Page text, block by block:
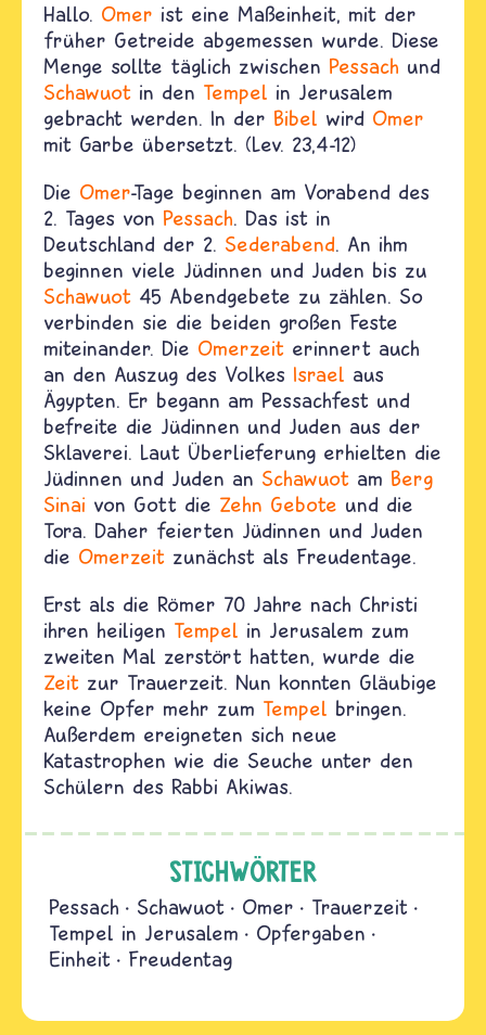
Hallo. Omer ist eine Maßeinheit, mit der
früher Getreide abgemessen wurde. Diese
Menge sollte täglich zwischen Pessach und
Schawuot in den Tempel in Jerusalem
gebracht werden. In der Bibel wird Omer
mit Garbe übersetzt. (Lev. 23,4-12)
Die Omer-Tage beginnen am Vorabend des
2. Tages von Pessach. Das ist in
Deutschland der 2. Sederabend. An ihm
beginnen viele Jüdinnen und Juden bis zu
Schawuot 45 Abendgebete zu zählen. So
verbinden sie die beiden großen Feste
miteinander. Die Omerzeit erinnert auch
an den Auszug des Volkes Israel aus
Ägypten. Er begann am Pessachfest und
befreite die Jüdinnen und Juden aus der
Sklaverei. Laut Überlieferung erhielten die
Jüdinnen und Juden an Schawuot am Berg
Sinai von Gott die Zehn Gebote und die
Tora. Daher feierten Jüdinnen und Juden
die Omerzeit zunächst als Freudentage.
Erst als die Römer 70 Jahre nach Christi
ihren heiligen Tempel in Jerusalem zum
zweiten Mal zerstört hatten, wurde die
Zeit zur Trauerzeit. Nun konnten Gläubige
keine Opfer mehr zum Tempel bringen.
Außerdem ereigneten sich neue
Katastrophen wie die Seuche unter den
Schülern des Rabbi Akiwas.
STICHWÖRTER
Pessach Schawuot Omer
Trauerzeit
Tempel in Jerusalem
Opfergaben
Einheit
Freudentag